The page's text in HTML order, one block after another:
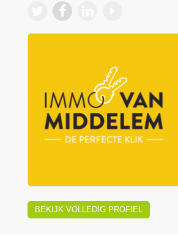
BEKIJK VOLLEDIG PROFIEL